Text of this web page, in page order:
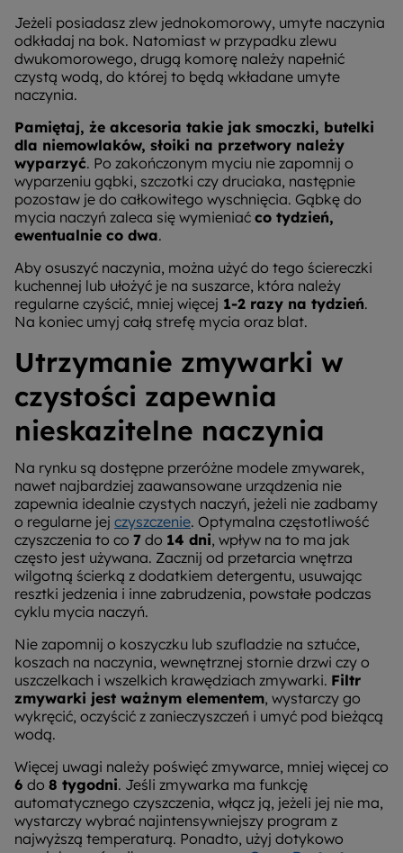
Jeżeli posiadasz zlew jednokomorowy, umyte naczynia
odkładaj na bok. Natomiast w przypadku zlewu
dwukomorowego, drugą komorę należy napełnić
czystą wodą, do której to będą wkładane umyte
naczynia.
Pamiętaj, że akcesoria takie jak smoczki, butelki
dla niemowlaków, słoiki na przetwory należy
wyparzyć. Po zakończonym myciu nie zapomnij o
wyparzeniu gąbki, szczotki czy druciaka, następnie
pozostaw je do całkowitego wyschnięcia. Gąbkę do
mycia naczyń zaleca się wymieniać co tydzień,
ewentualnie co dwa.
Aby osuszyć naczynia, można użyć do tego ściereczki
kuchennej lub ułożyć je na suszarce, która należy
regularne czyścić, mniej więcej 1-2 razy na tydzień.
Na koniec umyj całą strefę mycia oraz blat.
Utrzymanie zmywarki w
czystości zapewnia
nieskazitelne naczynia
Na rynku są dostępne przeróżne modele zmywarek,
nawet najbardziej zaawansowane urządzenia nie
zapewnia idealnie czystych naczyń, jeżeli nie zadbamy
o regularne jej czyszczenie. Optymalna częstotliwość
czyszczenia to co 7 do 14 dni, wpływ na to ma jak
często jest używana. Zacznij od przetarcia wnętrza
wilgotną ścierką z dodatkiem detergentu, usuwając
resztki jedzenia i inne zabrudzenia, powstałe podczas
cyklu mycia naczyń.
Nie zapomnij o koszyczku lub szufladzie na sztućce,
koszach na naczynia, wewnętrznej stornie drzwi czy o
uszczelkach i wszelkich krawędziach zmywarki. Filtr
zmywarki jest ważnym elementem, wystarczy go
wykręcić, oczyścić z zanieczyszczeń i umyć pod bieżącą
wodą.
Więcej uwagi należy poświęć zmywarce, mniej więcej co
6 do 8 tygodni. Jeśli zmywarka ma funkcję
automatycznego czyszczenia, włącz ją, jeżeli jej nie ma,
wystarczy wybrać najintensywniejszy program z
najwyższą temperaturą. Ponadto, użyj dotykowo